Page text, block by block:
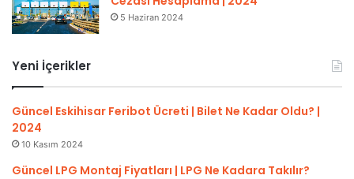
5 Haziran 2024
Yeni İçerikler
Güncel Eskihisar Feribot Ücreti | Bilet Ne Kadar Oldu? |
2024
10 Kasım 2024
Güncel LPG Montaj Fiyatları | LPG Ne Kadara Takılır?